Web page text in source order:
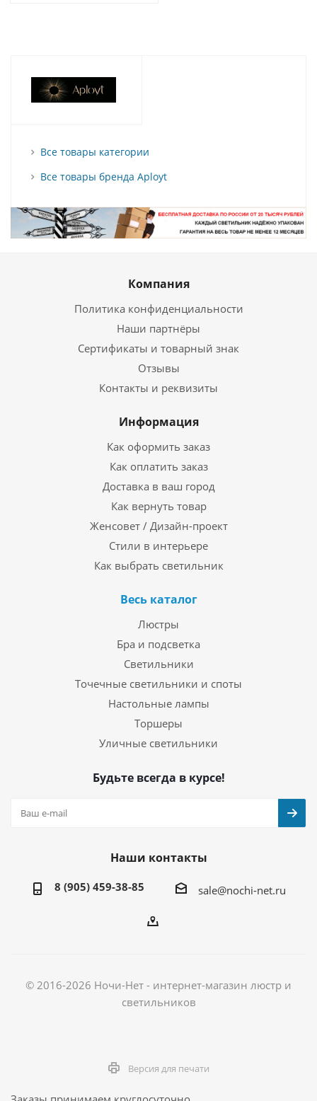
Все товары категории
Все товары бренда Aployt
Компания
Политика конфиденциальности
Наши партнёры
Сертификаты и товарный знак
Отзывы
Контакты и реквизиты
Информация
Как оформить заказ
Как оплатить заказ
Доставка в ваш город
Как вернуть товар
Женсовет / Дизайн-проект
Стили в интерьере
Как выбрать светильник
Весь каталог
Люстры
Бра и подсветка
Светильники
Точечные светильники и споты
Настольные лампы
Торшеры
Уличные светильники
Будьте всегда в курсе!
Наши контакты
8 (905) 459-38-85 sale@nochi-net.ru
© 2016-2026 Ночи-Нет - интернет-магазин люстр и
светильников
Версия для печати